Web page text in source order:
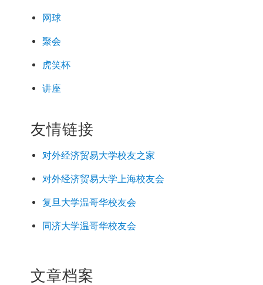
网球
聚会
虎笑杯
讲座
友情链接
对外经济贸易大学校友之家
对外经济贸易大学上海校友会
复旦大学温哥华校友会
同济大学温哥华校友会
文章档案